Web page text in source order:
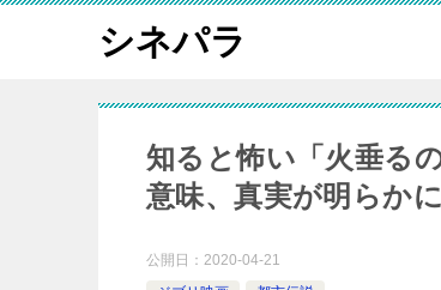
シネパラ
知ると怖い「火垂る
意味、真実が明らかに
公開日： 2020-04-21